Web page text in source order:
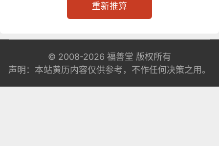
重新推算
© 2008-2026 福善堂 版权所有
声明：本站黄历内容仅供参考，不作任何决策之用。